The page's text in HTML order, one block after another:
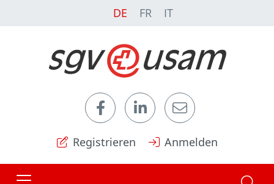
DE FR IT
Registrieren Anmelden